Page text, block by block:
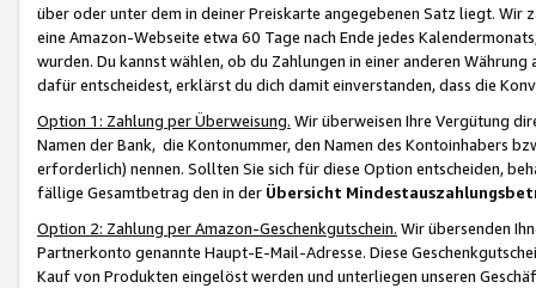
über oder unter dem in deiner Preiskarte angegebenen Satz liegt.
eine Amazon-Webseite etwa 60 Tage nach Ende jedes
wurden. Du kannst wählen, ob du Zahlungen in einer anderen
dafür entscheidest, erklärst du dich damit einverstanden, dass die
Option 1: Zahlung per Überweisung. Wir überweisen Ihre Vergütung
Namen der Bank, die Kontonummer, den Namen des Kontoinhabers
erforderlich) nennen. Sollten Sie sich für diese Option entscheiden,
fällige Gesamtbetrag den in der Übersicht
Option 2: Zahlung per Amazon-Geschenkgutschein. Wir übersenden
Partnerkonto genannte Haupt-E-Mail-Adresse. Diese
Kauf von Produkten eingelöst werden und unterliegen unseren